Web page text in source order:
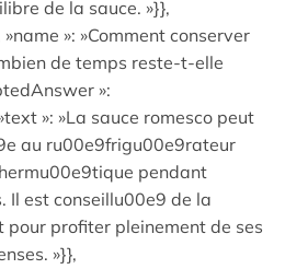
de la sauce. »}},
»: »Comment conserver
de temps reste-t-elle
»:
»: »La sauce romesco peut
au ru00e9frigu00e9rateur
pendant
Il est conseillu00e9 de la
pour profiter pleinement de ses
»}},